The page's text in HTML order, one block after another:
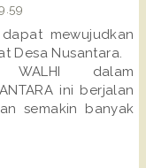
dapat mewujudkan
Desa Nusantara.
dalam
ini berjalan
semakin banyak